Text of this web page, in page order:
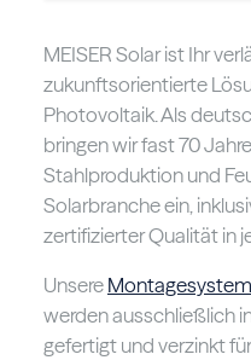
MEISER Solar ist Ihr
zukunftsorientierte
Photovoltaik. Als
bringen wir fast 70
Stahlproduktion und
Solarbranche ein,
zertifizierter Qualität in
Unsere
werden ausschließlich
gefertigt und verzinkt